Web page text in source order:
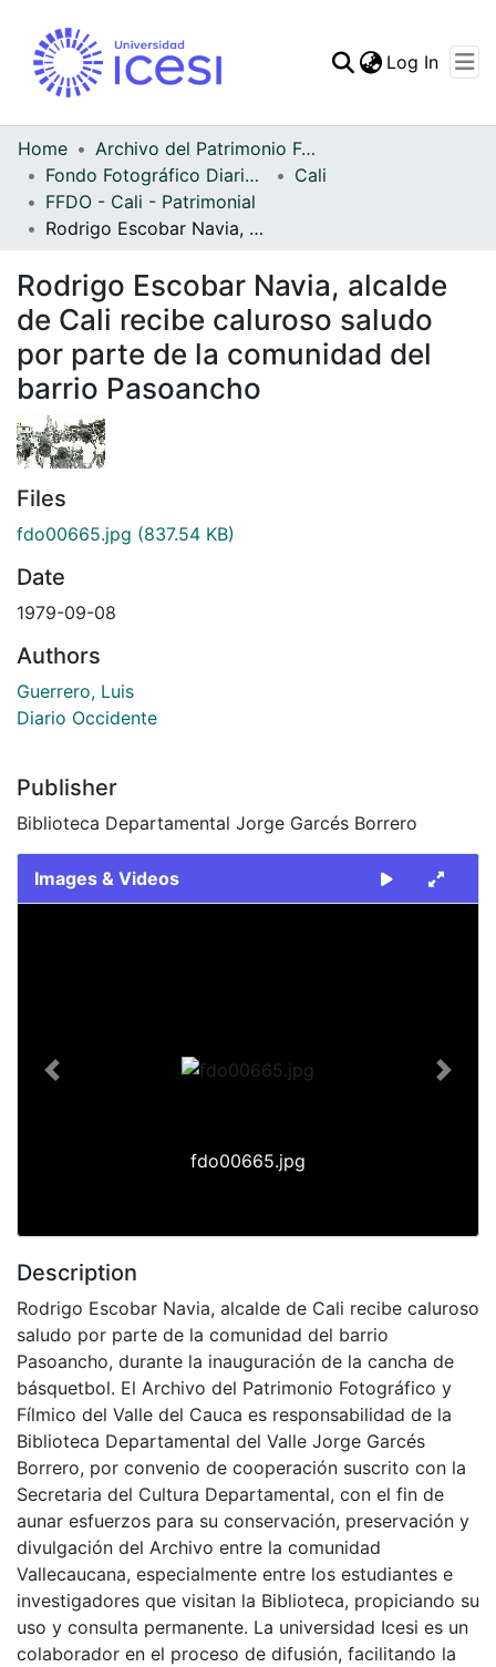
Statistics
Log In
Home
Archivo del Patrimonio Fotográfico y Fílmico del Valle del Cauca
Fondo Fotográfico Diario Occidente
Cali
FFDO - Cali - Patrimonial
Rodrigo Escobar Navia, alcalde de Cali recibe caluroso saludo por parte de la comunidad del barrio Pasoancho
Rodrigo Escobar Navia, alcalde
de Cali recibe caluroso saludo
por parte de la comunidad del
barrio Pasoancho
Files
fdo00665.jpg (837.54 KB)
Date
1979-09-08
Authors
Guerrero, Luis
Diario Occidente
Publisher
Biblioteca Departamental Jorge Garcés Borrero
Images & Videos
fdo00665.jpg
Previous Next
Description
Rodrigo Escobar Navia, alcalde de Cali recibe caluroso
saludo por parte de la comunidad del barrio
Pasoancho, durante la inauguración de la cancha de
básquetbol. El Archivo del Patrimonio Fotográfico y
Fílmico del Valle del Cauca es responsabilidad de la
Biblioteca Departamental del Valle Jorge Garcés
Borrero, por convenio de cooperación suscrito con la
Secretaria del Cultura Departamental, con el fin de
aunar esfuerzos para su conservación, preservación y
divulgación del Archivo entre la comunidad
Vallecaucana, especialmente entre los estudiantes e
investigadores que visitan la Biblioteca, propiciando su
uso y consulta permanente. La universidad Icesi es un
colaborador en el proceso de difusión, facilitando la